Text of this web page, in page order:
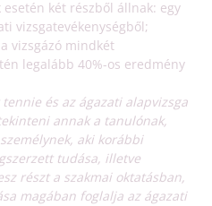
két részből állnak: egy
vizsgatevékenységből;
vizsgázó mindkét
legalább 40%-os eredmény
és az ágazati alapvizsga
annak a tanulónak,
aki korábbi
tudása, illetve
részt a szakmai oktatásban,
magában foglalja az ágazati